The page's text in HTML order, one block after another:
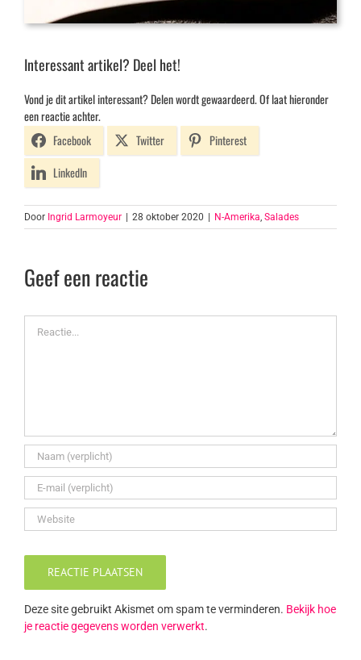
Interessant artikel? Deel het!
Vond je dit artikel interessant? Delen wordt gewaardeerd. Of laat hieronder
een reactie achter.
Facebook
Twitter
Pinterest
LinkedIn
Door Ingrid Larmoyeur | 28 oktober 2020 | N-Amerika Salades
Geef een reactie
Deze site gebruikt Akismet om spam te verminderen. Bekijk hoe
je reactie gegevens worden verwerkt.